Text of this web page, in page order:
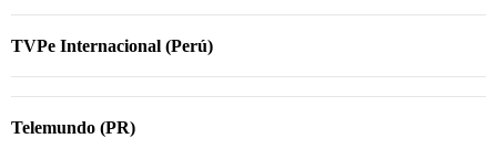
TVPe Internacional (Perú)
Telemundo (PR)